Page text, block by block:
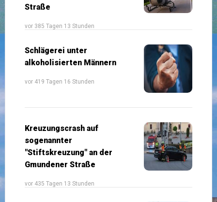
Straße
vor 385 Tagen 13 Stunden
Schlägerei unter
alkoholisierten Männern
vor 419 Tagen 16 Stunden
Kreuzungscrash auf
sogenannter
"Stiftskreuzung" an der
Gmundener Straße
vor 435 Tagen 13 Stunden